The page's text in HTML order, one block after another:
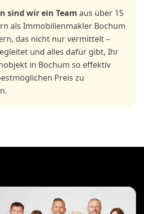
sind wir ein Team aus über 15
als Immobilienmakler Bochum
das nicht nur vermittelt –
und alles dafür gibt, Ihr
in Bochum so effektiv
Preis zu